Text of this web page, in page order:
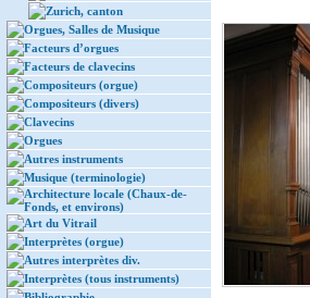
Zurich, canton
Orgues, Salles de Musique
Facteurs d’orgues
Facteurs de clavecins
Compositeurs (orgue)
Compositeurs (divers)
Clavecins
Orgues
Autres instruments
Musique (terminologie)
Architecture locale (Chaux-de-
Fonds, et environs)
Art du Vitrail
Interprètes (orgue)
Autres interprètes div.
Interprètes (tous instruments)